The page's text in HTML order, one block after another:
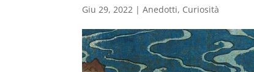
Giu 29, 2022 |Anedotti, Curiosità